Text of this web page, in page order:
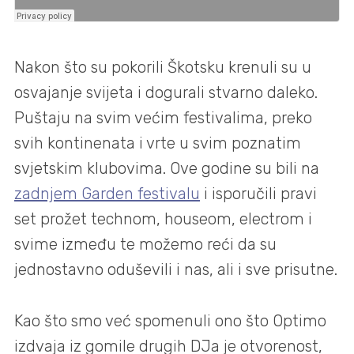
Nakon što su pokorili Škotsku krenuli su u
osvajanje svijeta i dogurali stvarno daleko.
Puštaju na svim većim festivalima, preko
svih kontinenata i vrte u svim poznatim
svjetskim klubovima. Ove godine su bili na
zadnjem Garden festivalu i isporučili pravi
set prožet technom, houseom, electrom i
svime između te možemo reći da su
jednostavno oduševili i nas, ali i sve prisutne.
Kao što smo već spomenuli ono što Optimo
izdvaja iz gomile drugih DJa je otvorenost,